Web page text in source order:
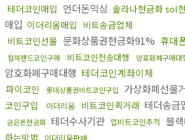
테더코인매입 언더돈믹싱 솔라나현금화 sol
매입 이더리움매입 비트송금업체
비트코인선물 문화상품권현금화91% 휴대
컬쳐랜드코인구매 비트코인전송대행 암호화폐구매대
암호화폐구매대행 테더코인계좌이체
파이코인 롯데상품권비트코인구입 가상화폐선물
코인구입
이더리움 비트코인퀵거래 테더송금
금은돈현금화 테더수사기관 업비트코인추적 블
하는방법